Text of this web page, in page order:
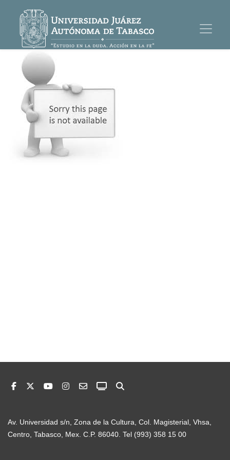
Av. Universidad s/n, Zona de la Cultura, Col. Magisterial, Vhsa,
Centro, Tabasco, Mex. C.P. 86040. Tel (993) 358 15 00